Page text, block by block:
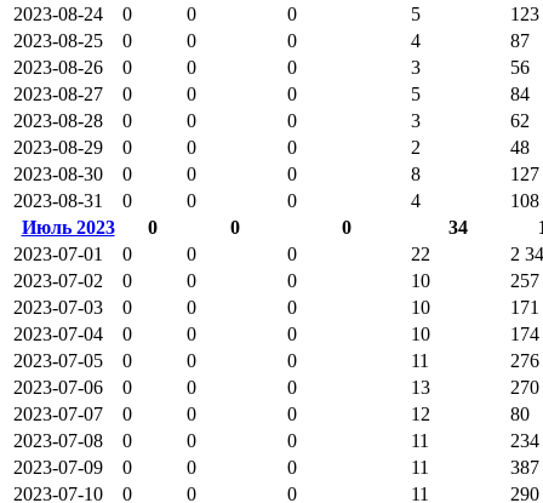
2023-08-24 0 0 0 5
123
2023-08-25
0 0 0 4
87
2023-08-26
0 0 0 3
56
2023-08-27
0 0 0 5
84
2023-08-28
0 0 0 3
62
2023-08-29
0 0 0 2
48
2023-08-30
0 0 0 8
127
2023-08-31
0 0 0 4
108
Июль 2023
0 0 0 34
2023-07-01
0 0 0 22
2
2023-07-02
0 0 0 10
257
2023-07-03
0 0 0 10
171
2023-07-04
0 0 0 10
174
2023-07-05
0 0 0 11
276
2023-07-06
0 0 0 13
270
2023-07-07
0 0 0 12
80
2023-07-08
0 0 0 11
234
2023-07-09
0 0 0 11
387
2023-07-10
0 0 0 11
290